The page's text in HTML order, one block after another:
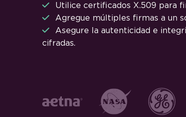
Utilice certificados X.509 para
Agregue múltiples firmas a un
Asegure la autenticidad e
cifradas.